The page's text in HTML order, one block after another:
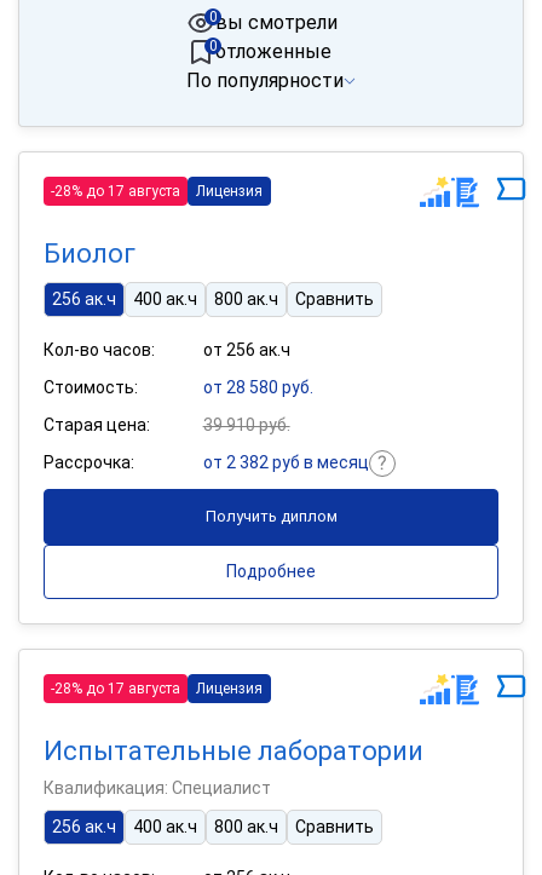
вы смотрели
0
отложенные
0
По популярности
-28% до 17 августа Лицензия
Биолог
256 ак.ч 400 ак.ч 800 ак.ч Сравнить
Кол-во часов:
от 256 ак.ч
Стоимость:
от 28 580 руб.
Старая цена:
39 910 руб.
Рассрочка:
от 2 382 руб в месяц
Получить диплом
Подробнее
-28% до 17 августа Лицензия
Испытательные лаборатории
Квалификация: Специалист
256 ак.ч
400 ак.ч 800 ак.ч Сравнить